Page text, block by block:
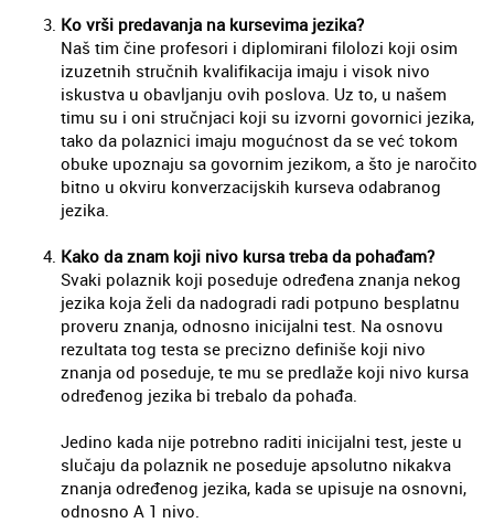
Ko vrši predavanja na kursevima jezika?
Naš tim čine profesori i diplomirani filolozi koji osim
izuzetnih stručnih kvalifikacija imaju i visok nivo
iskustva u obavljanju ovih poslova. Uz to, u našem
timu su i oni stručnjaci koji su izvorni govornici jezika,
tako da polaznici imaju mogućnost da se već tokom
obuke upoznaju sa govornim jezikom, a što je naročito
bitno u okviru konverzacijskih kurseva odabranog
jezika.
Kako da znam koji nivo kursa treba da pohađam?
Svaki polaznik koji poseduje određena znanja nekog
jezika koja želi da nadogradi radi potpuno besplatnu
proveru znanja, odnosno inicijalni test. Na osnovu
rezultata tog testa se precizno definiše koji nivo
znanja od poseduje, te mu se predlaže koji nivo kursa
određenog jezika bi trebalo da pohađa.
Jedino kada nije potrebno raditi inicijalni test, jeste u
slučaju da polaznik ne poseduje apsolutno nikakva
znanja određenog jezika, kada se upisuje na osnovni,
odnosno A 1 nivo.